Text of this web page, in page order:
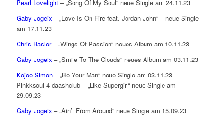
Pearl Lovelight– „Song Of My Soul“ neue Single am 24.11.23
Gaby Jogeix – „Love Is On Fire feat. Jordan John“ – neue Single
am 17.11.23
Chris Hasler– „Wings Of Passion“ neues Album am 10.11.23
Gaby Jogeix – „Smile To The Clouds“ neues Album am 03.11.23
Kojoe Simon– „Be Your Man“ neue Single am 03.11.23
Pinkksoul 4 daashclub – „Like Supergirl“ neue Single am
29.09.23
Gaby Jogeix – „Ain’t From Around“ neue Single am 15.09.23